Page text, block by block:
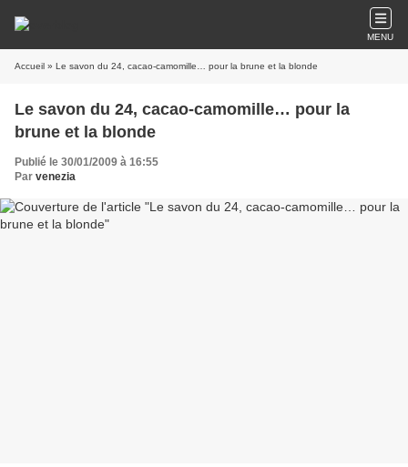
MENU
Accueil » Le savon du 24, cacao-camomille… pour la brune et la blonde
Le savon du 24, cacao-camomille… pour la
brune et la blonde
Publié le 30/01/2009 à 16:55
Par venezia